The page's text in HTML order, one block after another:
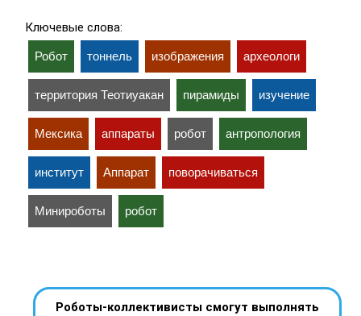
Ключевые слова:
Робот тоннель изображения археологи
территория Теотиуакан пирамиды изучение
Мексика аппараты робот антропология
институт Аппарат поворачиваться
Минироботы робот
Роботы-коллективисты смогут выполнять